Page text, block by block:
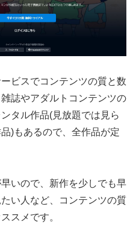
ビスでコンテンツの質と数
誌やアダルトコンテンツの
タル作品(見放題では見ら
)もあるので、全作品が定
いので、新作を少しでも早
い人など、コンテンツの質
スメです。